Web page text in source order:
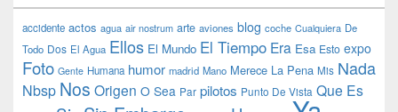
accidente actos agua air nostrum arte aviones blog coche Cualquiera De
Todo Dos El Agua Ellos El Mundo El Tiempo Era Esa Esto expo
Foto Gente Humana humor madrid Mano Merece La Pena Mis Nada
Nbsp Nos Origen O Sea Par pilotos Punto De Vista Que Es